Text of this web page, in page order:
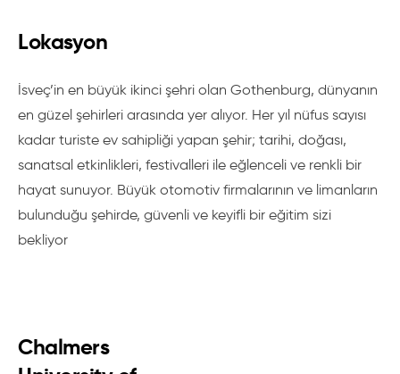
Lokasyon
İsveç’in en büyük ikinci şehri olan Gothenburg, dünyanın
en güzel şehirleri arasında yer alıyor. Her yıl nüfus sayısı
kadar turiste ev sahipliği yapan şehir; tarihi, doğası,
sanatsal etkinlikleri, festivalleri ile eğlenceli ve renkli bir
hayat sunuyor. Büyük otomotiv firmalarının ve limanların
bulunduğu şehirde, güvenli ve keyifli bir eğitim sizi
bekliyor
Chalmers